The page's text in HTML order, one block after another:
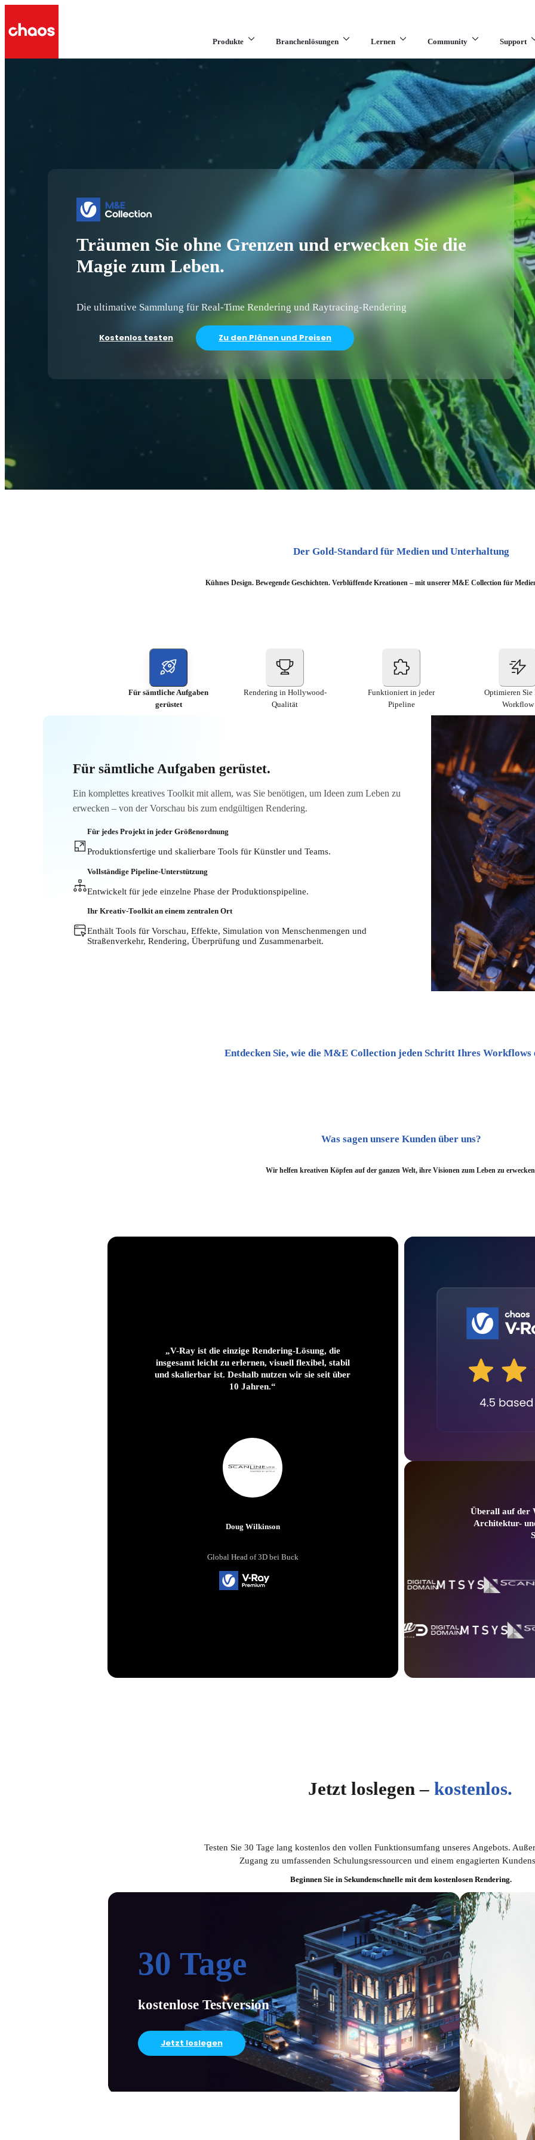
Produkte Branchenlösungen Lernen Community Support
Träumen Sie ohne Grenzen und erwecken Sie die
Magie zum Leben.
Die ultimative Sammlung für Real-Time Rendering und Raytracing-Rendering
Kostenlos testen Zu den Plänen und Preisen
Der Gold-Standard für Medien und Unterhaltung
Kühnes Design. Bewegende Geschichten. Verblüffende Kreationen – mit unserer M&E Collection für
Für sämtliche Aufgaben
gerüstet
Rendering in Hollywood-
Qualität
Funktioniert in jeder
Pipeline
Optimieren Sie
Workflow
Für sämtliche Aufgaben gerüstet.
Ein komplettes kreatives Toolkit mit allem, was Sie benötigen, um Ideen zum Leben zu
erwecken – von der Vorschau bis zum endgültigen Rendering.
Für jedes Projekt in jeder Größenordnung
Produktionsfertige und skalierbare Tools für Künstler und Teams.
Vollständige Pipeline-Unterstützung
Entwickelt für jede einzelne Phase der Produktionspipeline.
Ihr Kreativ-Toolkit an einem zentralen Ort
Enthält Tools für Vorschau, Effekte, Simulation von Menschenmengen und
Straßenverkehr, Rendering, Überprüfung und Zusammenarbeit.
Entdecken Sie, wie die M&E Collection jeden Schritt Ihres
Was sagen unsere Kunden über uns?
Wir helfen kreativen Köpfen auf der ganzen Welt, ihre Visionen zum Leben zu
„V-Ray ist die einzige Rendering-Lösung, die
insgesamt leicht zu erlernen, visuell flexibel, stabil
und skalierbar ist. Deshalb nutzen wir sie seit über
10 Jahren.“
Doug Wilkinson
Global Head of 3D bei Buck
„V-Ray ist eine
Anwendungsbereiche.
haben wir ein
das Machbare bei
mit dieser
Lighting Department
Überall auf der
Architektur-
Jetzt loslegen – kostenlos.
Testen Sie 30 Tage lang kostenlos den vollen Funktionsumfang unseres Angebots.
Zugang zu umfassenden Schulungsressourcen und einem engagierten
Beginnen Sie in Sekundenschnelle mit dem kostenlosen Rendering.
30 Tage
kostenlose Testversion
Jetzt loslegen